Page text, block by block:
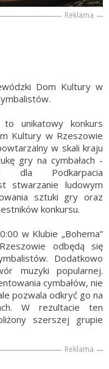
Reklama
Dom Kultury w
to unikatowy konkurs
Kultury w Rzeszowie
w skali kraju
gry na cymbałach -
dla Podkarpacia
stwarzanie ludowym
sztuki gry oraz
konkursu.
w Klubie „Bohema”
odbędą się
Dodatkowo
muzyki popularnej.
cymbałów, nie
pozwala odkryć go na
W rezultacie ten
szerszej grupie
Reklama